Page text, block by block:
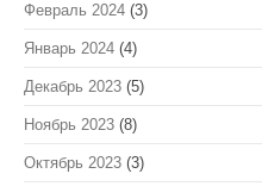
Февраль 2024 (3)
Январь 2024 (4)
Декабрь 2023 (5)
Ноябрь 2023 (8)
Октябрь 2023 (3)